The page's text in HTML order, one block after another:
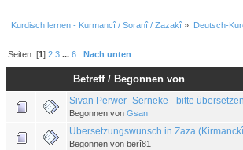
Kurdisch lernen - Kurmancî / Soranî / Zazakî » Deutsch-
Seiten: [1]2 3 ...6 Nach unten
Betreff/Begonnen von
Sivan Perwer- Serneke - bitte übersetzen
Begonnen von Gsan
Übersetzungswunsch in Zaza
Begonnen von berî81